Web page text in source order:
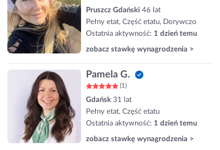
Pruszcz Gdański 46 lat
Pełny etat, Część etatu, Dorywczo
Ostatnia aktywność: 1 dzień temu
zobacz stawkę wynagrodzenia >
Pamela G.
(1)
Gdańsk 31 lat
Pełny etat, Część etatu
Ostatnia aktywność: 1 dzień temu
zobacz stawkę wynagrodzenia >